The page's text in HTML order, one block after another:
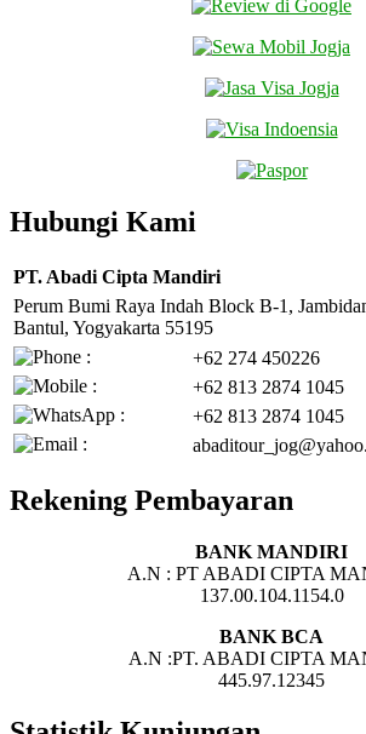
Hubungi Kami
PT. Abadi Cipta Mandiri
Perum Bumi Raya Indah Block B-1,
Bantul, Yogyakarta 55195
+62 274 450226
+62 813 2874 1045
+62 813 2874 1045
Rekening Pembayaran
BANK MANDIRI
A.N : PT ABADI CIPTA
137.00.104.1154.0
BANK BCA
A.N :PT. ABADI CIPTA
445.97.12345